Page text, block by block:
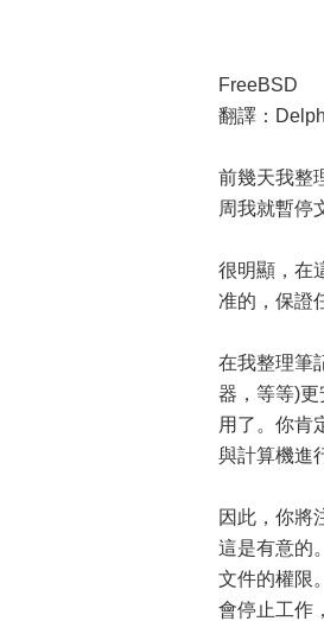
FreeBSD
翻譯：
前幾天我整
周我就暫停
很明顯，在
准的，保證
在我整理筆
器，等等)
用了。你肯
與計算機進
因此，你將
這是有意的
文件的權限
會停止工作